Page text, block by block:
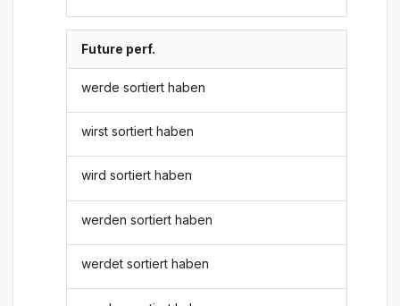
Future perf.
werde sortiert haben
wirst sortiert haben
wird sortiert haben
werden sortiert haben
werdet sortiert haben